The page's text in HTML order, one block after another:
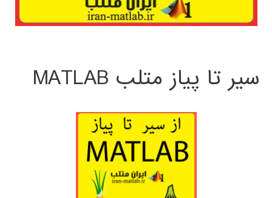
سیر تا پیاز متلب MATLAB